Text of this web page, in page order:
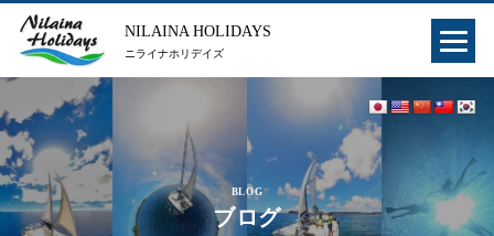
NILAINA HOLIDAYS
ニライナホリデイズ
BLOG
ブログ